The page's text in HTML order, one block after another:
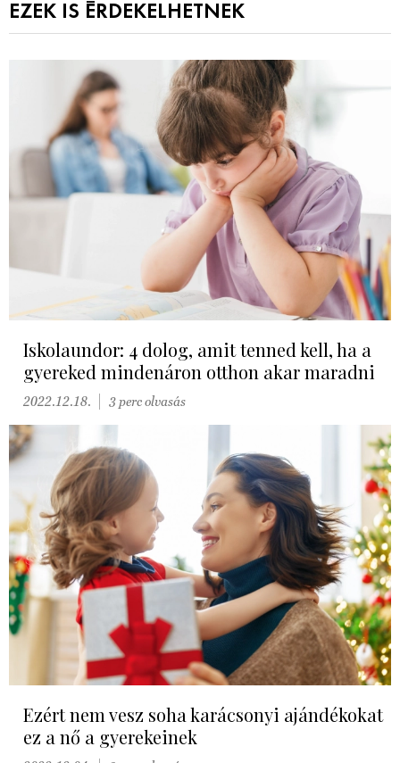
EZEK IS ÉRDEKELHETNEK
Iskolaundor: 4 dolog, amit tenned kell, ha a
gyereked mindenáron otthon akar maradni
2022.12.18. 3 perc olvasás
Ezért nem vesz soha karácsonyi ajándékokat
ez a nő a gyerekeinek